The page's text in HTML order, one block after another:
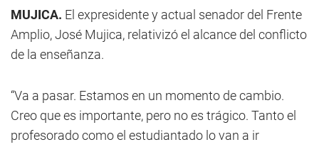
MUJICA. El expresidente y actual senador del Frente
Amplio, José Mujica, relativizó el alcance del conflicto
de la enseñanza.
“Va a pasar. Estamos en un momento de cambio.
Creo que es importante, pero no es trágico. Tanto el
profesorado como el estudiantado lo van a ir